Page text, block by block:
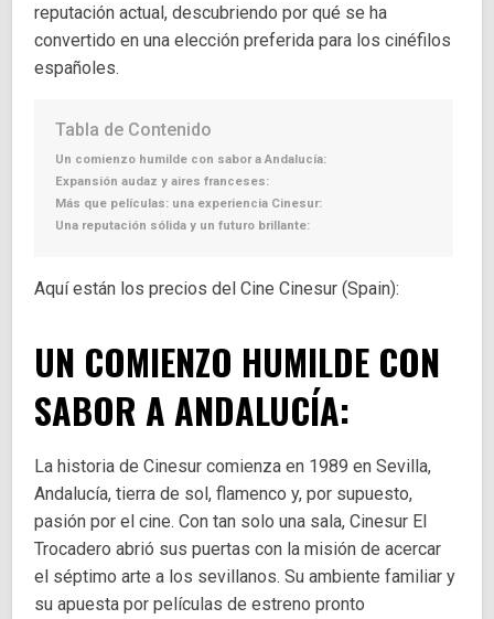
reputación actual, descubriendo por qué se ha
convertido en una elección preferida para los cinéfilos
españoles.
Tabla de Contenido
Un comienzo humilde con sabor a Andalucía:
Expansión audaz y aires franceses:
Más que películas: una experiencia Cinesur:
Una reputación sólida y un futuro brillante:
Aquí están los precios del Cine Cinesur (Spain):
UN COMIENZO HUMILDE CON
SABOR A ANDALUCÍA:
La historia de Cinesur comienza en 1989 en Sevilla,
Andalucía, tierra de sol, flamenco y, por supuesto,
pasión por el cine. Con tan solo una sala, Cinesur El
Trocadero abrió sus puertas con la misión de acercar
el séptimo arte a los sevillanos. Su ambiente familiar y
su apuesta por películas de estreno pronto